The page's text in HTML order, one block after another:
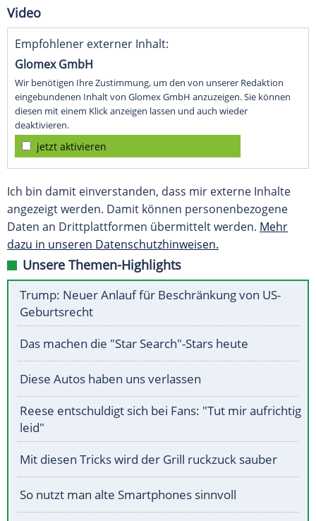
Video
Empfohlener externer Inhalt:
Glomex GmbH
Wir benötigen Ihre Zustimmung, um den von unserer Redaktion
eingebundenen Inhalt von Glomex GmbH anzuzeigen. Sie können
diesen mit einem Klick anzeigen lassen und auch wieder
deaktivieren.
jetzt aktivieren
Ich bin damit einverstanden, dass mir externe Inhalte
angezeigt werden. Damit können personenbezogene
Daten an Drittplattformen übermittelt werden. Mehr
dazu in unseren Datenschutzhinweisen.
Unsere Themen-Highlights
Trump: Neuer Anlauf für Beschränkung von US-
Geburtsrecht
Das machen die "Star Search"-Stars heute
Diese Autos haben uns verlassen
Reese entschuldigt sich bei Fans: "Tut mir aufrichtig
leid"
Mit diesen Tricks wird der Grill ruckzuck sauber
So nutzt man alte Smartphones sinnvoll